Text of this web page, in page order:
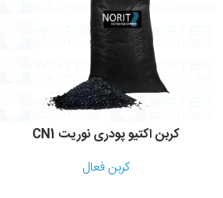
کربن اکتیو پودری نوریت CN1
کربن فعال